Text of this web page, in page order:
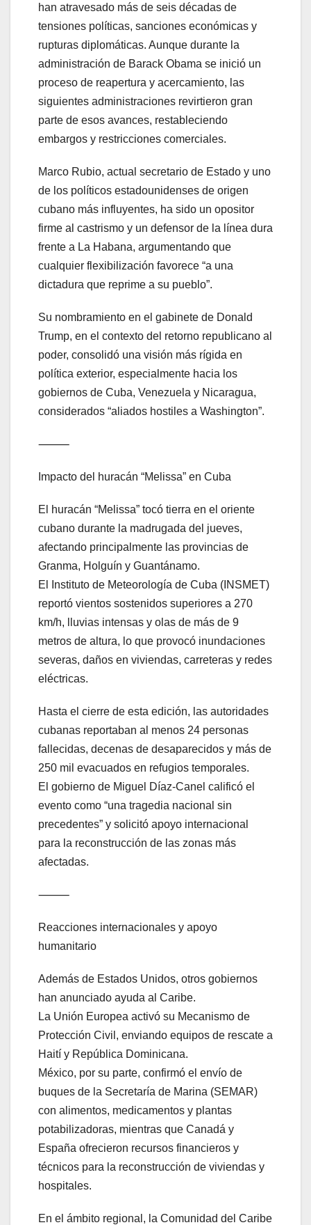
han atravesado más de seis décadas de
tensiones políticas, sanciones económicas y
rupturas diplomáticas. Aunque durante la
administración de Barack Obama se inició un
proceso de reapertura y acercamiento, las
siguientes administraciones revirtieron gran
parte de esos avances, restableciendo
embargos y restricciones comerciales.
Marco Rubio, actual secretario de Estado y uno
de los políticos estadounidenses de origen
cubano más influyentes, ha sido un opositor
firme al castrismo y un defensor de la línea dura
frente a La Habana, argumentando que
cualquier flexibilización favorece “a una
dictadura que reprime a su pueblo”.
Su nombramiento en el gabinete de Donald
Trump, en el contexto del retorno republicano al
poder, consolidó una visión más rígida en
política exterior, especialmente hacia los
gobiernos de Cuba, Venezuela y Nicaragua,
considerados “aliados hostiles a Washington”.
⸻
Impacto del huracán “Melissa” en Cuba
El huracán “Melissa” tocó tierra en el oriente
cubano durante la madrugada del jueves,
afectando principalmente las provincias de
Granma, Holguín y Guantánamo.
El Instituto de Meteorología de Cuba (INSMET)
reportó vientos sostenidos superiores a 270
km/h, lluvias intensas y olas de más de 9
metros de altura, lo que provocó inundaciones
severas, daños en viviendas, carreteras y redes
eléctricas.
Hasta el cierre de esta edición, las autoridades
cubanas reportaban al menos 24 personas
fallecidas, decenas de desaparecidos y más de
250 mil evacuados en refugios temporales.
El gobierno de Miguel Díaz-Canel calificó el
evento como “una tragedia nacional sin
precedentes” y solicitó apoyo internacional
para la reconstrucción de las zonas más
afectadas.
⸻
Reacciones internacionales y apoyo
humanitario
Además de Estados Unidos, otros gobiernos
han anunciado ayuda al Caribe.
La Unión Europea activó su Mecanismo de
Protección Civil, enviando equipos de rescate a
Haití y República Dominicana.
México, por su parte, confirmó el envío de
buques de la Secretaría de Marina (SEMAR)
con alimentos, medicamentos y plantas
potabilizadoras, mientras que Canadá y
España ofrecieron recursos financieros y
técnicos para la reconstrucción de viviendas y
hospitales.
En el ámbito regional, la Comunidad del Caribe